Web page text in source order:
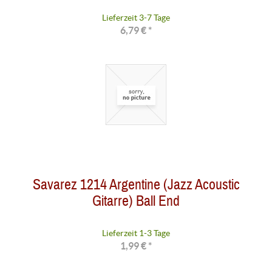
Lieferzeit 3-7 Tage
6,79 € *
Savarez 1214 Argentine (Jazz Acoustic
Gitarre) Ball End
Lieferzeit 1-3 Tage
1,99 € *